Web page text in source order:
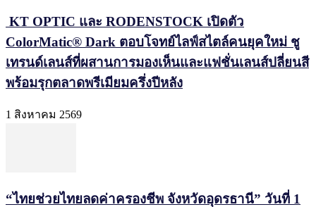
KT OPTIC และ RODENSTOCK เปิดตัว
ColorMatic® Dark ตอบโจทย์ไลฟ์สไตล์คนยุคใหม่ ชู
เทรนด์เลนส์ที่ผสานการมองเห็นและแฟชั่นเลนส์ปลี่ยนสี
พร้อมรุกตลาดพรีเมียมครึ่งปีหลัง
1 สิงหาคม 2569
“ไทยช่วยไทยลดค่าครองชีพ จังหวัดอุดรธานี” วันที่ 1